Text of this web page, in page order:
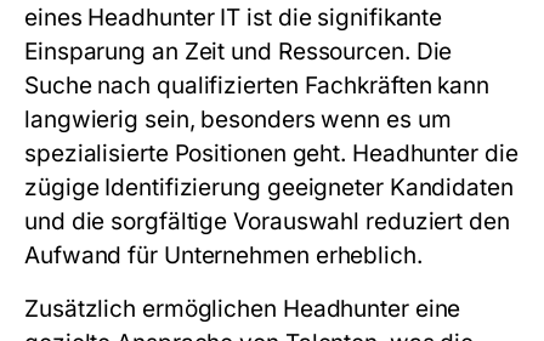
eines Headhunter IT ist die signifikante
Einsparung an Zeit und Ressourcen. Die
Suche nach qualifizierten Fachkräften kann
langwierig sein, besonders wenn es um
spezialisierte Positionen geht. Headhunter die
zügige Identifizierung geeigneter Kandidaten
und die sorgfältige Vorauswahl reduziert den
Aufwand für Unternehmen erheblich.
Zusätzlich ermöglichen Headhunter eine